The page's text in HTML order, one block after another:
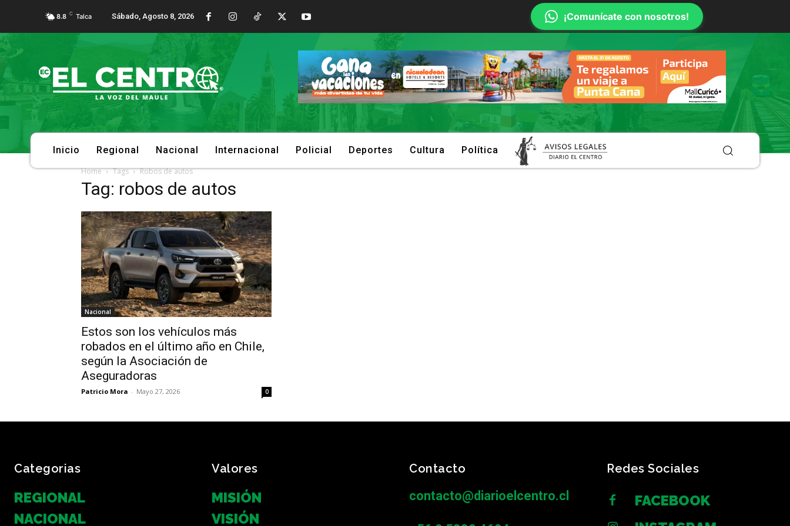
8.8 C Talca Sábado, Agosto 8, 2026 ¡Comunícate con nosotros!
Inicio Regional Nacional Internacional Policial Deportes Cultura Política
Home Tags Robos de autos
Tag: robos de autos
Nacional
Estos son los vehículos más
robados en el último año en Chile,
según la Asociación de
Aseguradoras
Patricio Mora - Mayo 27, 2026 0
Categorias
REGIONAL
NACIONAL
Valores
MISIÓN
VISIÓN
Contacto
contacto@diarioelcentro.cl
Redes Sociales
FACEBOOK